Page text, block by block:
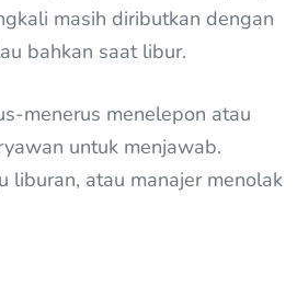
masih diributkan dengan
bahkan saat libur.
menerus menelepon atau
untuk menjawab.
liburan, atau manajer menolak